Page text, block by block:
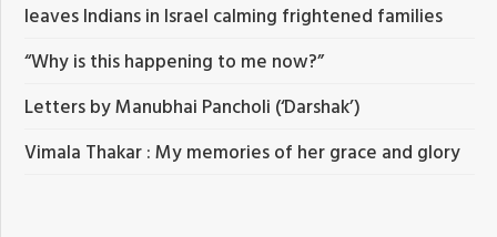
leaves Indians in Israel calming frightened families
“Why is this happening to me now?”
Letters by Manubhai Pancholi (‘Darshak’)
Vimala Thakar : My memories of her grace and glory